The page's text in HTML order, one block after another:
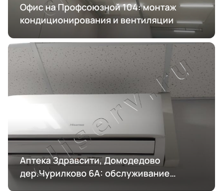
Офис на Профсоюзной 104: монтаж
кондиционирования и вентиляции
Аптека Здравсити, Домодедово
дер.Чурилково 6А: обслуживание